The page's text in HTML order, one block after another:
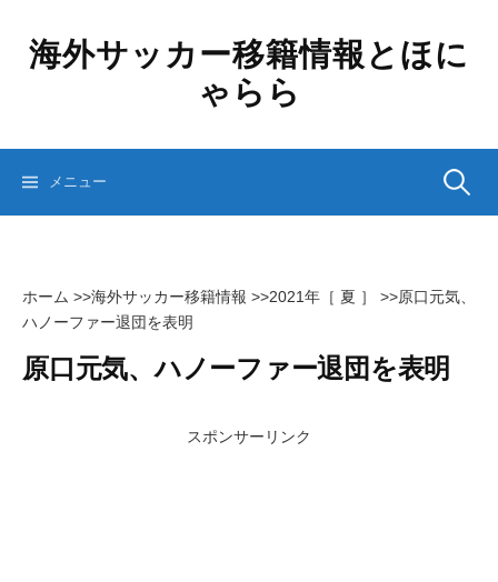
ッ
海外サッカー移籍情報とほに
ゃらら
メニュー 検
ホーム >>海外サッカー移籍情報 >>2021年［ 夏 ］ >>原口元気、
ハノーファー退団を表明
原口元気、ハノーファー退団を表明
スポンサーリンク